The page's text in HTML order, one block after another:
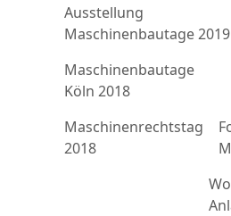
Ausstellung
Maschinenbautage 2019
Maschinenbautage
Köln 2018
Maschinenrechtstag
2018